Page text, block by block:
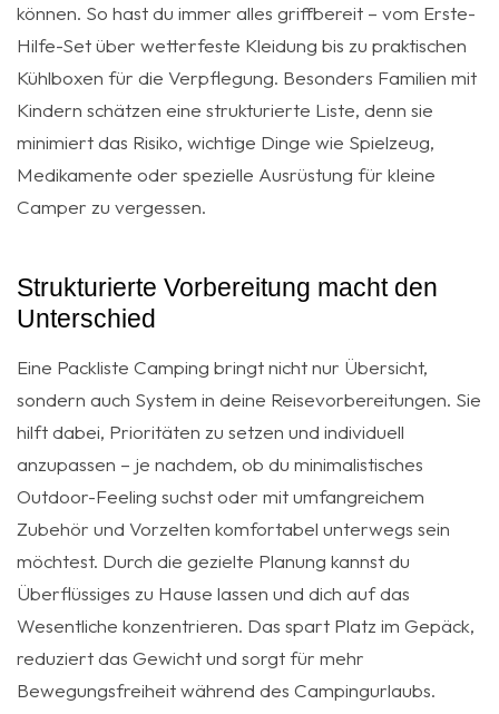
können. So hast du immer alles griffbereit – vom Erste-
Hilfe-Set über wetterfeste Kleidung bis zu praktischen
Kühlboxen für die Verpflegung. Besonders Familien mit
Kindern schätzen eine strukturierte Liste, denn sie
minimiert das Risiko, wichtige Dinge wie Spielzeug,
Medikamente oder spezielle Ausrüstung für kleine
Camper zu vergessen.
Strukturierte Vorbereitung macht den
Unterschied
Eine Packliste Camping bringt nicht nur Übersicht,
sondern auch System in deine Reisevorbereitungen. Sie
hilft dabei, Prioritäten zu setzen und individuell
anzupassen – je nachdem, ob du minimalistisches
Outdoor-Feeling suchst oder mit umfangreichem
Zubehör und Vorzelten komfortabel unterwegs sein
möchtest. Durch die gezielte Planung kannst du
Überflüssiges zu Hause lassen und dich auf das
Wesentliche konzentrieren. Das spart Platz im Gepäck,
reduziert das Gewicht und sorgt für mehr
Bewegungsfreiheit während des Campingurlaubs.